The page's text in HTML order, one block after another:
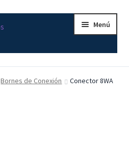
Menú
Bornes de Conexión Conector 8WA